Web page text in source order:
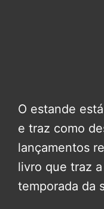
O estande
e traz como
lançamentos
livro que traz
temporada da